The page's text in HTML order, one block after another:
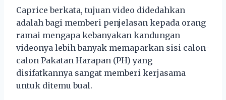
Caprice berkata, tujuan video didedahkan
adalah bagi memberi penjelasan kepada orang
ramai mengapa kebanyakan kandungan
videonya lebih banyak memaparkan sisi calon-
calon Pakatan Harapan (PH) yang
disifatkannya sangat memberi kerjasama
untuk ditemu bual.